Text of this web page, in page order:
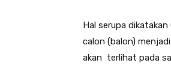
Hal serupa
calon (balon)
akan terlihat pada